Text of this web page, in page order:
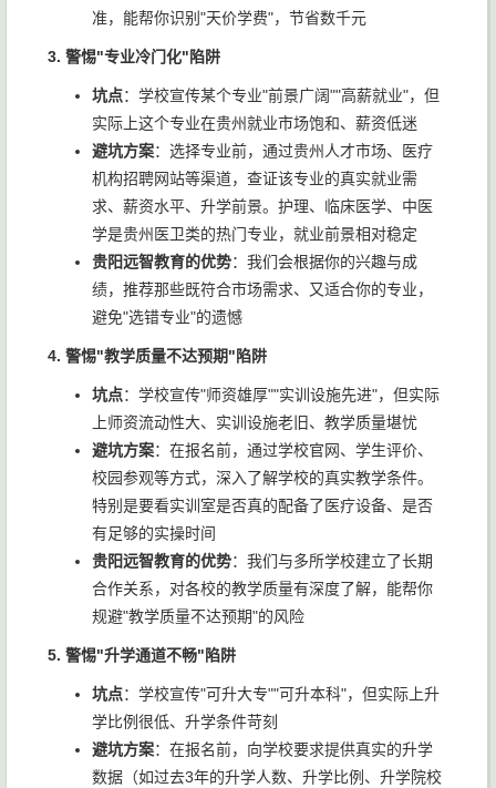
准，能帮你识别"天价学费"，节省数千元
3. 警惕"专业冷门化"陷阱
坑点：学校宣传某个专业"前景广阔""高薪就业"，但
实际上这个专业在贵州就业市场饱和、薪资低迷
避坑方案：选择专业前，通过贵州人才市场、医疗
机构招聘网站等渠道，查证该专业的真实就业需
求、薪资水平、升学前景。护理、临床医学、中医
学是贵州医卫类的热门专业，就业前景相对稳定
贵阳远智教育的优势：我们会根据你的兴趣与成
绩，推荐那些既符合市场需求、又适合你的专业，
避免"选错专业"的遗憾
4. 警惕"教学质量不达预期"陷阱
坑点：学校宣传"师资雄厚""实训设施先进"，但实际
上师资流动性大、实训设施老旧、教学质量堪忧
避坑方案：在报名前，通过学校官网、学生评价、
校园参观等方式，深入了解学校的真实教学条件。
特别是要看实训室是否真的配备了医疗设备、是否
有足够的实操时间
贵阳远智教育的优势：我们与多所学校建立了长期
合作关系，对各校的教学质量有深度了解，能帮你
规避"教学质量不达预期"的风险
5. 警惕"升学通道不畅"陷阱
坑点：学校宣传"可升大专""可升本科"，但实际上升
学比例很低、升学条件苛刻
避坑方案：在报名前，向学校要求提供真实的升学
数据（如过去3年的升学人数、升学比例、升学院校